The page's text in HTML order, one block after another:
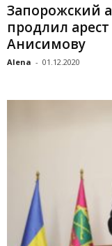
Запорожский
продлил
Анисимову
Alena - 01.12.2020